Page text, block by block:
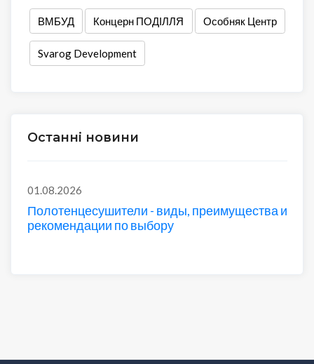
ВМБУД Концерн ПОДІЛЛЯ Особняк Центр
Svarog Development
Останні новини
01.08.2026
Полотенцесушители - виды, преимущества и
рекомендации по выбору